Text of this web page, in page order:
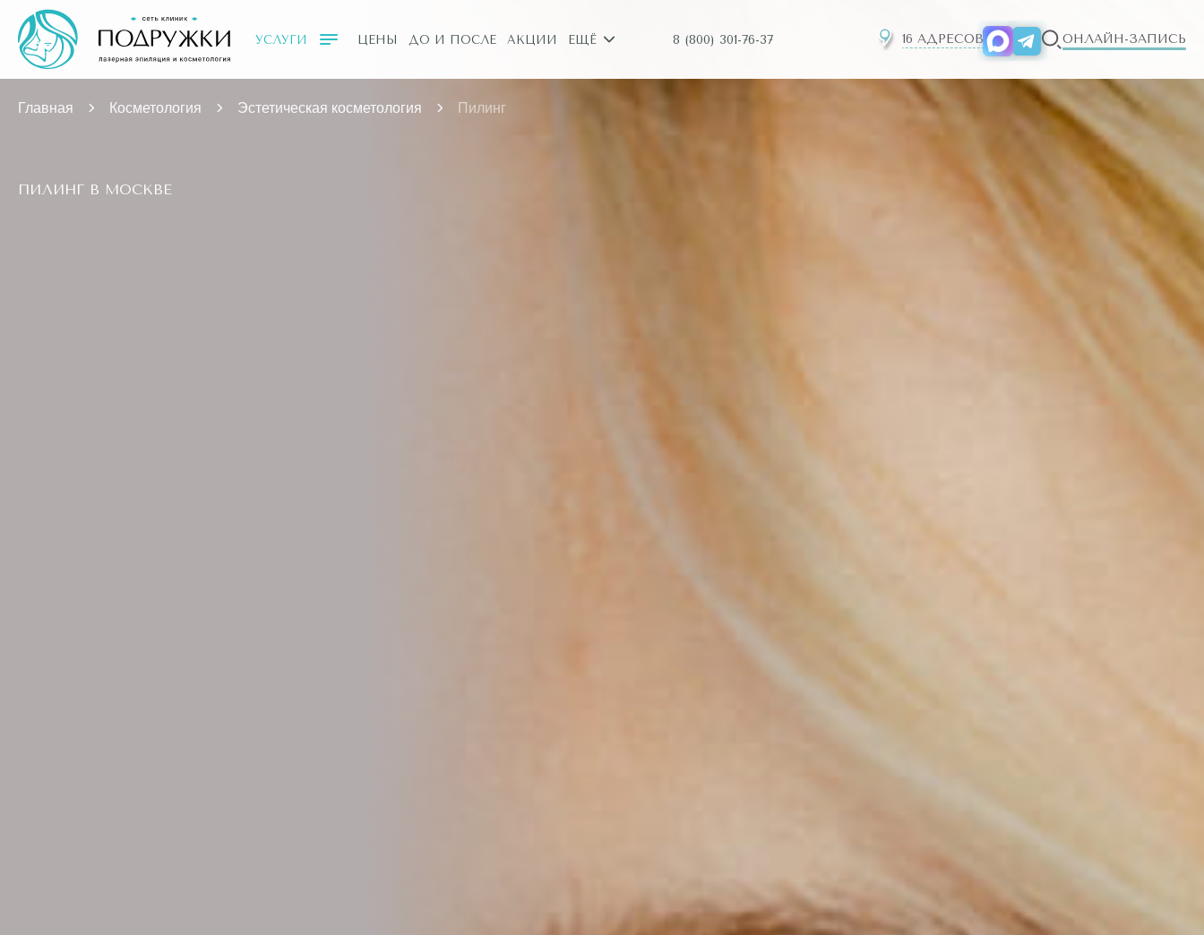
УСЛУГИ ЦЕНЫ ДО И ПОСЛЕ АКЦИИ ЕЩЁ 8 (800) 301-76-37 16 АДРЕСОВ ОНЛАЙН-ЗАПИСЬ
Главная Косметология Эстетическая косметология Пилинг
ПИЛИНГ В МОСКВЕ